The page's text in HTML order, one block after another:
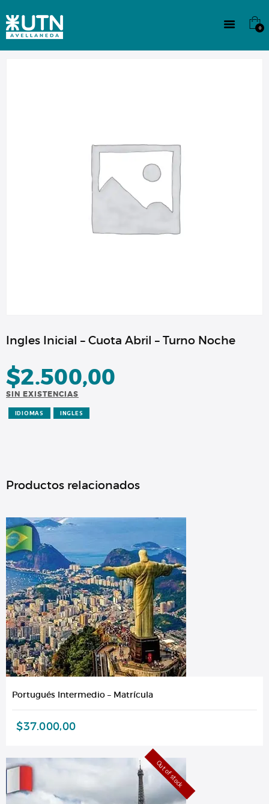
0
CULTURA
Ingles Inicial – Cuota Abril – Turno Noche
$2.500,00
SIN EXISTENCIAS
IDIOMAS INGLES
Productos relacionados
Portugués Intermedio – Matrícula
$37.000,00
Out of stock